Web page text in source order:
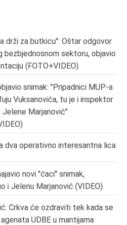
drži za butkicu": Oštar odgovor
bezbjednosnom sektoru, objavio
(FOTO+VIDEO)
snimak: "Pripadnici MUP-a
Vuksanovića, tu je i inspektor
Jelene Marjanović"
dva operativno interesantna lica
novi "ćaci" snimak,
i Jelenu Marjanović (VIDEO)
Crkva će ozdraviti tek kada se
UDBE u mantijama